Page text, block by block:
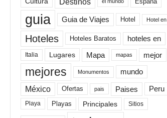
guia Guia de Viajes Hotel Hotel en
Hoteles Hoteles Baratos hoteles en
Italia Lugares Mapa mapas mejor
mejores Monumentos mundo
México Ofertas pais Paises Peru
Playa Playas Principales Sitios